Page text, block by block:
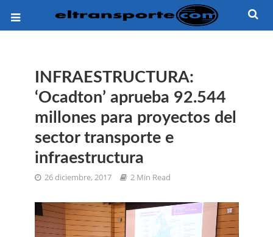
INFRAESTRUCTURA:
‘Ocadton’ aprueba 92.544
millones para proyectos del
sector transporte e
infraestructura
26 diciembre, 2017 2 Min Read